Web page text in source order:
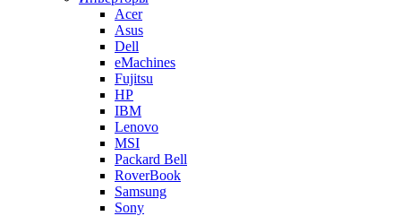
Acer
Asus
Dell
eMachines
Fujitsu
HP
IBM
Lenovo
MSI
Packard Bell
RoverBook
Samsung
Sony